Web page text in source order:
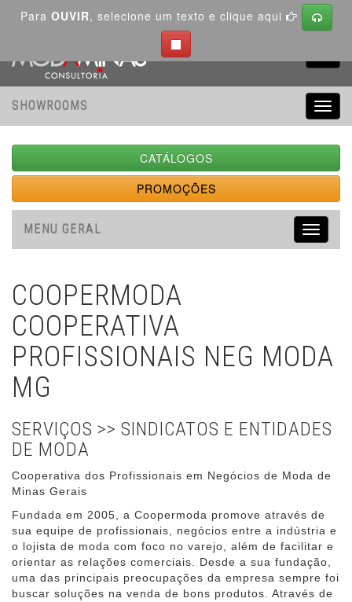
Para OUVIR, selecione um texto e clique aqui
SHOWROOMS
CATÁLOGOS
PROMOÇÕES
Toggle
MENU GERAL
COOPERMODA
COOPERATIVA
PROFISSIONAIS NEG MODA
MG
SERVIÇOS >> SINDICATOS E ENTIDADES
DE MODA
Cooperativa dos Profissionais em Negócios de Moda de
Minas Gerais
Fundada em 2005, a Coopermoda promove através de
sua equipe de profissionais, negócios entre a indústria e
o lojista de moda com foco no varejo, além de facilitar e
orientar as relações comerciais. Desde a sua fundação,
uma das principais preocupações da empresa sempre foi
buscar soluções na venda de bons produtos. Através de